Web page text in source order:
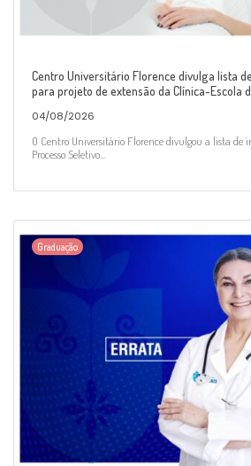
Centro Universitário Florence divulga lista
para projeto de extensão da Clínica-Escola
04/08/2026
O Centro Universitário Florence divulgou a lista de
Processo Seletivo...
Graduação